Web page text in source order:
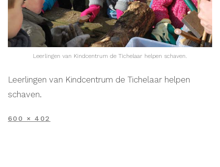
Leerlingen van Kindcentrum de Tichelaar helpen schaven.
Leerlingen van Kindcentrum de Tichelaar helpen
schaven.
VOLLEDIGE
600 × 402